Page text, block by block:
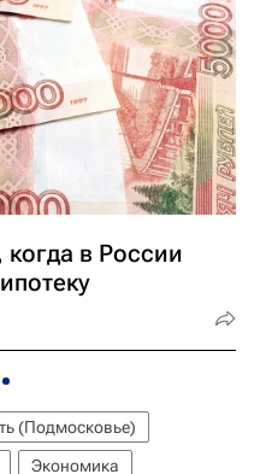
в России
(Подмосковье)
Экономика